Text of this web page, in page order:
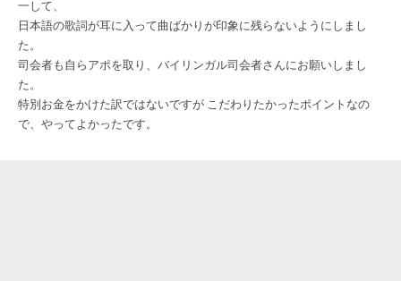
一して、
日本語の歌詞が耳に入って曲ばかりが印象に残らないようにしまし
た。
司会者も自らアポを取り、バイリンガル司会者さんにお願いしまし
た。
特別お金をかけた訳ではないですが こだわりたかったポイントなの
で、やってよかったです。